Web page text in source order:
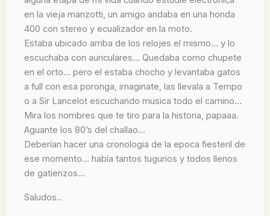
en la vieja manzotti, un amigo andaba en una honda
400 con stereo y ecualizador en la moto.
Estaba ubicado arriba de los relojes el mismo… y lo
escuchaba con auriculares… Quedaba como chupete
en el orto… pero el estaba chocho y levantaba gatos
a full con esa poronga, imaginate, las llevala a Tempo
o a Sir Lancelot escuchando musica todo el camino…
Mira los nombres que te tiro para la historia, papaaa.
Aguante los 80’s del challao…
Deberían hacer una cronologia de la epoca fiesteril de
ese momento… había tantos tugurios y todos llenos
de gatienzos…
Saludos..